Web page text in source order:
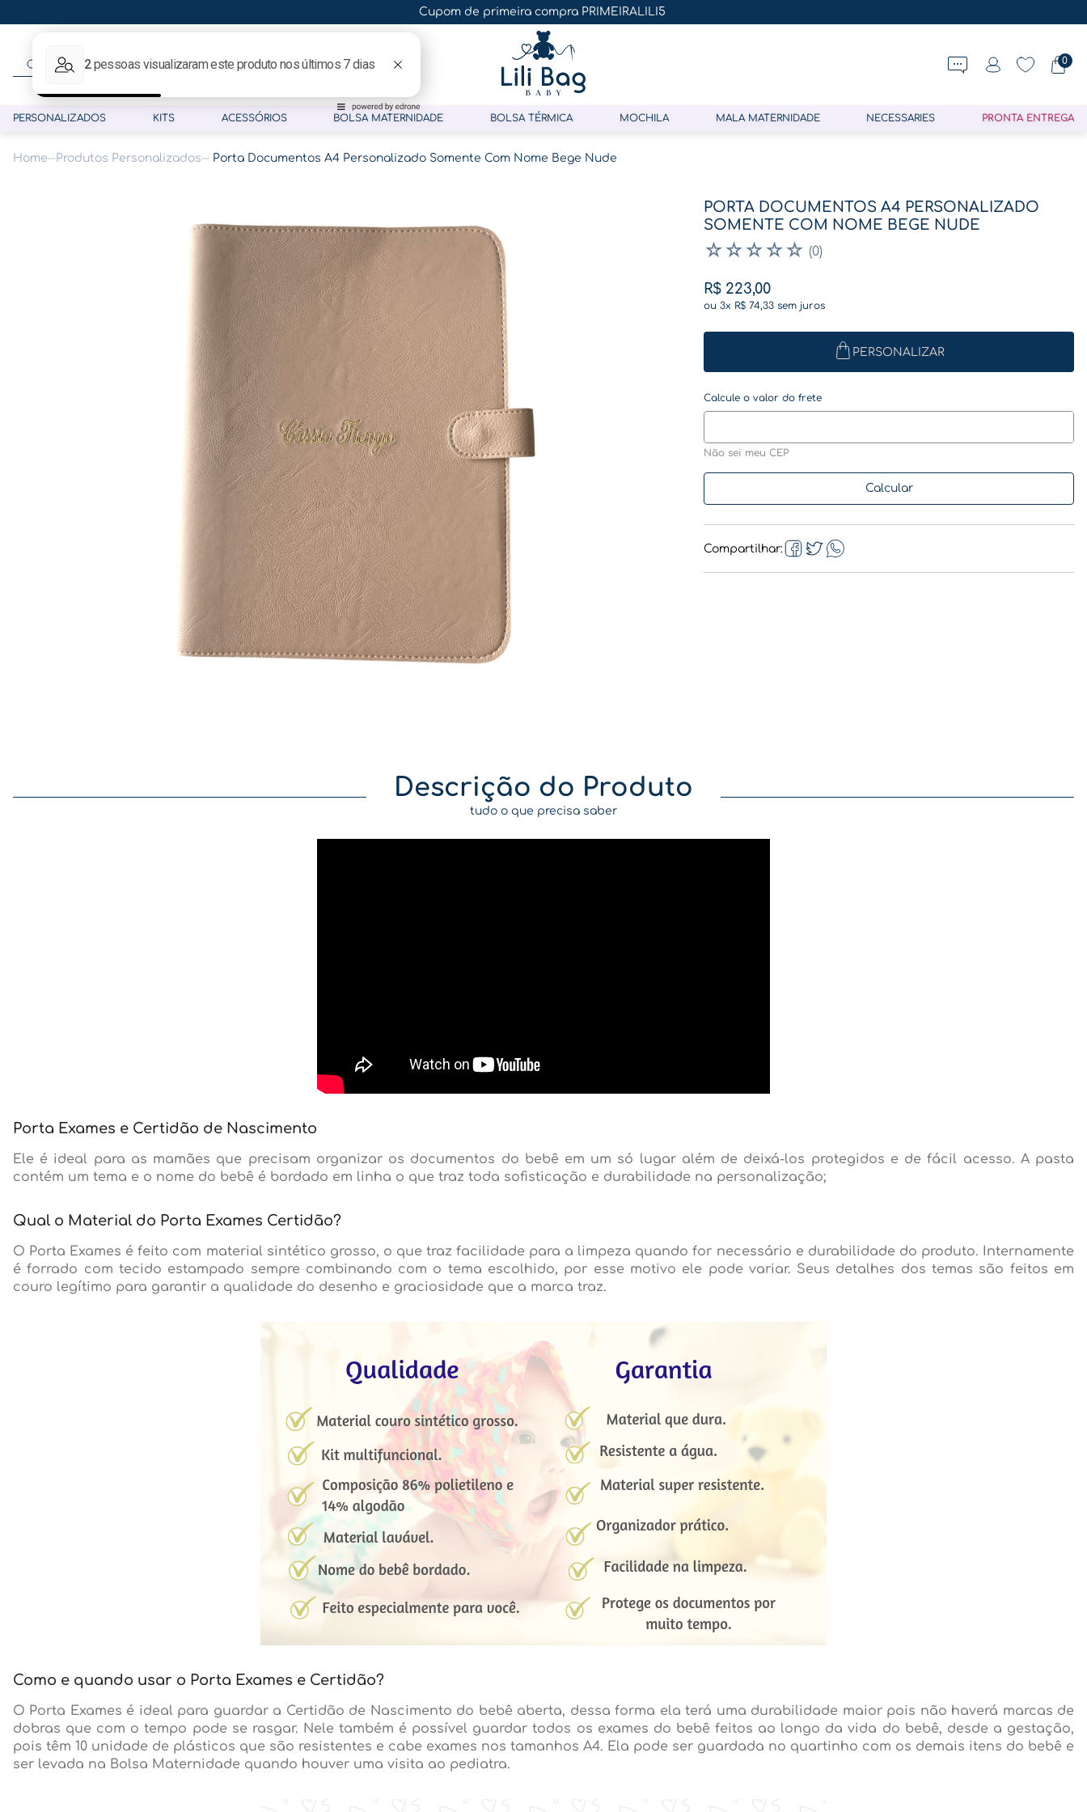
Cupom de primeira compra PRIMEIRALILI5
O que procura hoje? 0
PERSONALIZADOS KITS ACESSÓRIOS BOLSA MATERNIDADE BOLSA TÉRMICA MOCHILA MALA MATERNIDADE NECESSARIES PRONTA ENTREGA
Produtos Personalizados Porta Documentos A4 Personalizado Somente Com Nome Bege Nude
PORTA DOCUMENTOS A4 PERSONALIZADO
SOMENTE COM NOME BEGE NUDE
☆☆☆☆☆ (0)
R$ 223,00
ou 3x R$ 74,33 sem juros
PERSONALIZAR
Não sei meu CEP
Compartilhar
Descrição do Produto
tudo o que precisa saber
Porta Exames e Certidão de Nascimento
Ele é ideal para as mamães que precisam organizar os documentos do bebê em um só lugar além de deixá-los protegidos e de fácil acesso. A pasta
contém um tema e o nome do bebê é bordado em linha o que traz toda sofisticação e durabilidade na personalização;
Qual o Material do Porta Exames Certidão?
O Porta Exames é feito com material sintético grosso, o que traz facilidade para a limpeza quando for necessário e durabilidade do produto. Internamente
é forrado com tecido estampado sempre combinando com o tema escolhido, por esse motivo ele pode variar. Seus detalhes dos temas são feitos em
couro legítimo para garantir a qualidade do desenho e graciosidade que a marca traz.
Como e quando usar o Porta Exames e Certidão?
O Porta Exames é ideal para guardar a Certidão de Nascimento do bebê aberta, dessa forma ela terá uma durabilidade maior pois não haverá marcas de
dobras que com o tempo pode se rasgar. Nele também é possível guardar todos os exames do bebê feitos ao longo da vida do bebê, desde a gestação,
pois têm 10 unidade de plásticos que são resistentes e cabe exames nos tamanhos A4. Ela pode ser guardada no quartinho com os demais itens do bebê e
ser levada na Bolsa Maternidade quando houver uma visita ao pediatra.